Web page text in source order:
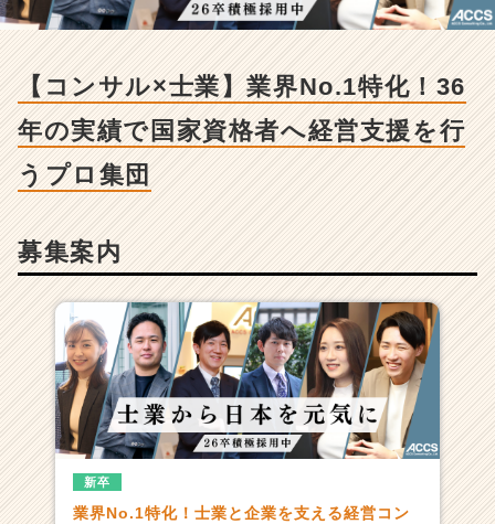
【コ
ル
×
士
1
特
化！
3
6
年
の
実
績
国
【コンサル×士業】業界No.1特化！36
年の実績で国家資格者へ経営支援を行
うプロ集団
募集案内
新卒
業界No.1特化！士業と企業を支える経営コン